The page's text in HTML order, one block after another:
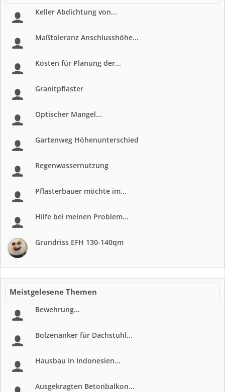
Keller Abdichtung von...
Maßtoleranz Anschlusshöhe...
Kosten für Planung der...
Granitpflaster
Optischer Mangel...
Gartenweg Höhenunterschied
Regenwassernutzung
Pflasterbauer möchte im...
Hilfe bei meinen Problem...
Grundriss EFH 130-140qm
Meistgelesene Themen
Bewehrung...
Bolzenanker für Dachstuhl...
Hausbau in Indonesien...
Ausgekragten Betonbalkon...